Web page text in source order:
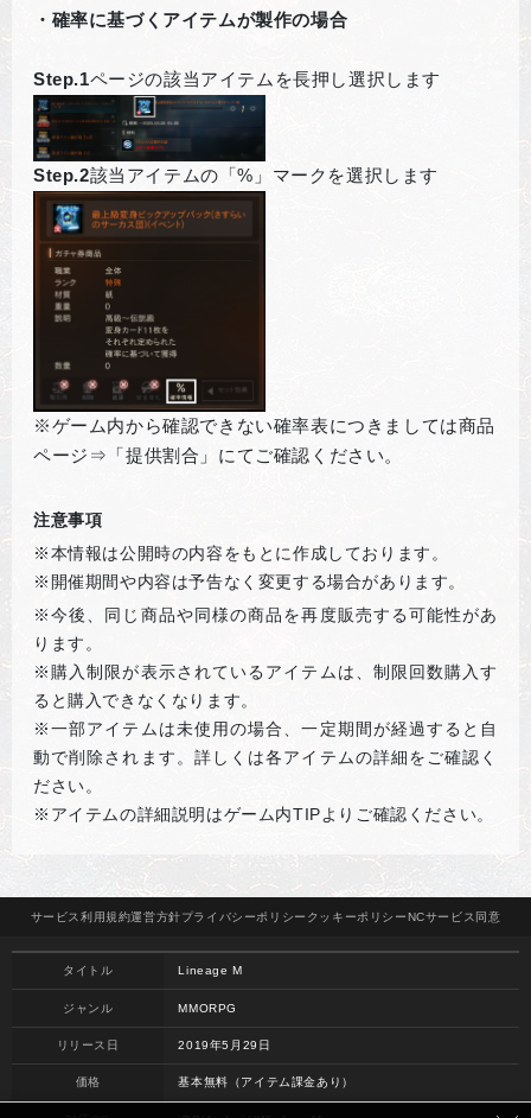
・確率に基づくアイテムが製作の場合
Step.1ページの該当アイテムを長押し選択します
Step.2該当アイテムの「%」マークを選択します
※ゲーム内から確認できない確率表につきましては商品
ページ⇒「提供割合」にてご確認ください。
注意事項
※本情報は公開時の内容をもとに作成しております。
※開催期間や内容は予告なく変更する場合があります。
※今後、同じ商品や同様の商品を再度販売する可能性があ
ります。
※購入制限が表示されているアイテムは、制限回数購入す
ると購入できなくなります。
※一部アイテムは未使用の場合、一定期間が経過すると自
動で削除されます。詳しくは各アイテムの詳細をご確認く
ださい。
※アイテムの詳細説明はゲーム内TIPよりご確認ください。
サービス 利用規約運営方針プライバシーポリシー クッキーポリシーNCサービス 同意
タイトル Lineage M
ジャンル MMORPG
リリース日 2019年5月29日
価格 基本無料（アイテム課金あり）